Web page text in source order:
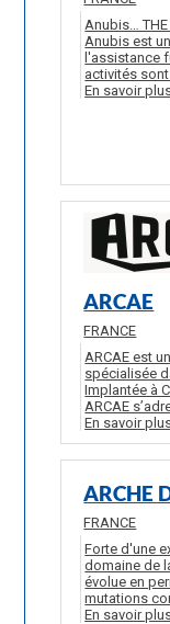
Anubis…
Anubis est
l'assistance
activités sont
En savoir
ARCAE
FRANCE
ARCAE est
spécialisée
Implantée à
ARCAE
En savoir
ARCHE
FRANCE
Forte d'une
domaine de
évolue en
mutations
En savoir